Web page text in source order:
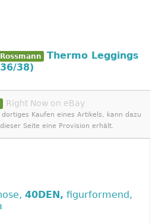
Thermo Leggings
38)
Right Now on eBay
Kaufen eines Artikels, kann dazu
Seite eine Provision erhält.
40DEN, figurformend,